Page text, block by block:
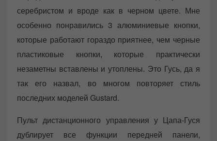
серебристом и вроде как в черном цвете. Мне
особенно понравились 3 алюминиевые кнопки,
которые работают гораздо приятнее, чем черные
пластиковые кнопки, которые практически
незаметны вставлены и утоплены. Это Гусь, да я
так его назвал, во многом повторяет стиль
последних моделей Gustard.
Пульт дистанционного управления у Цапа-Гуся
дублирует все функции передней панели,